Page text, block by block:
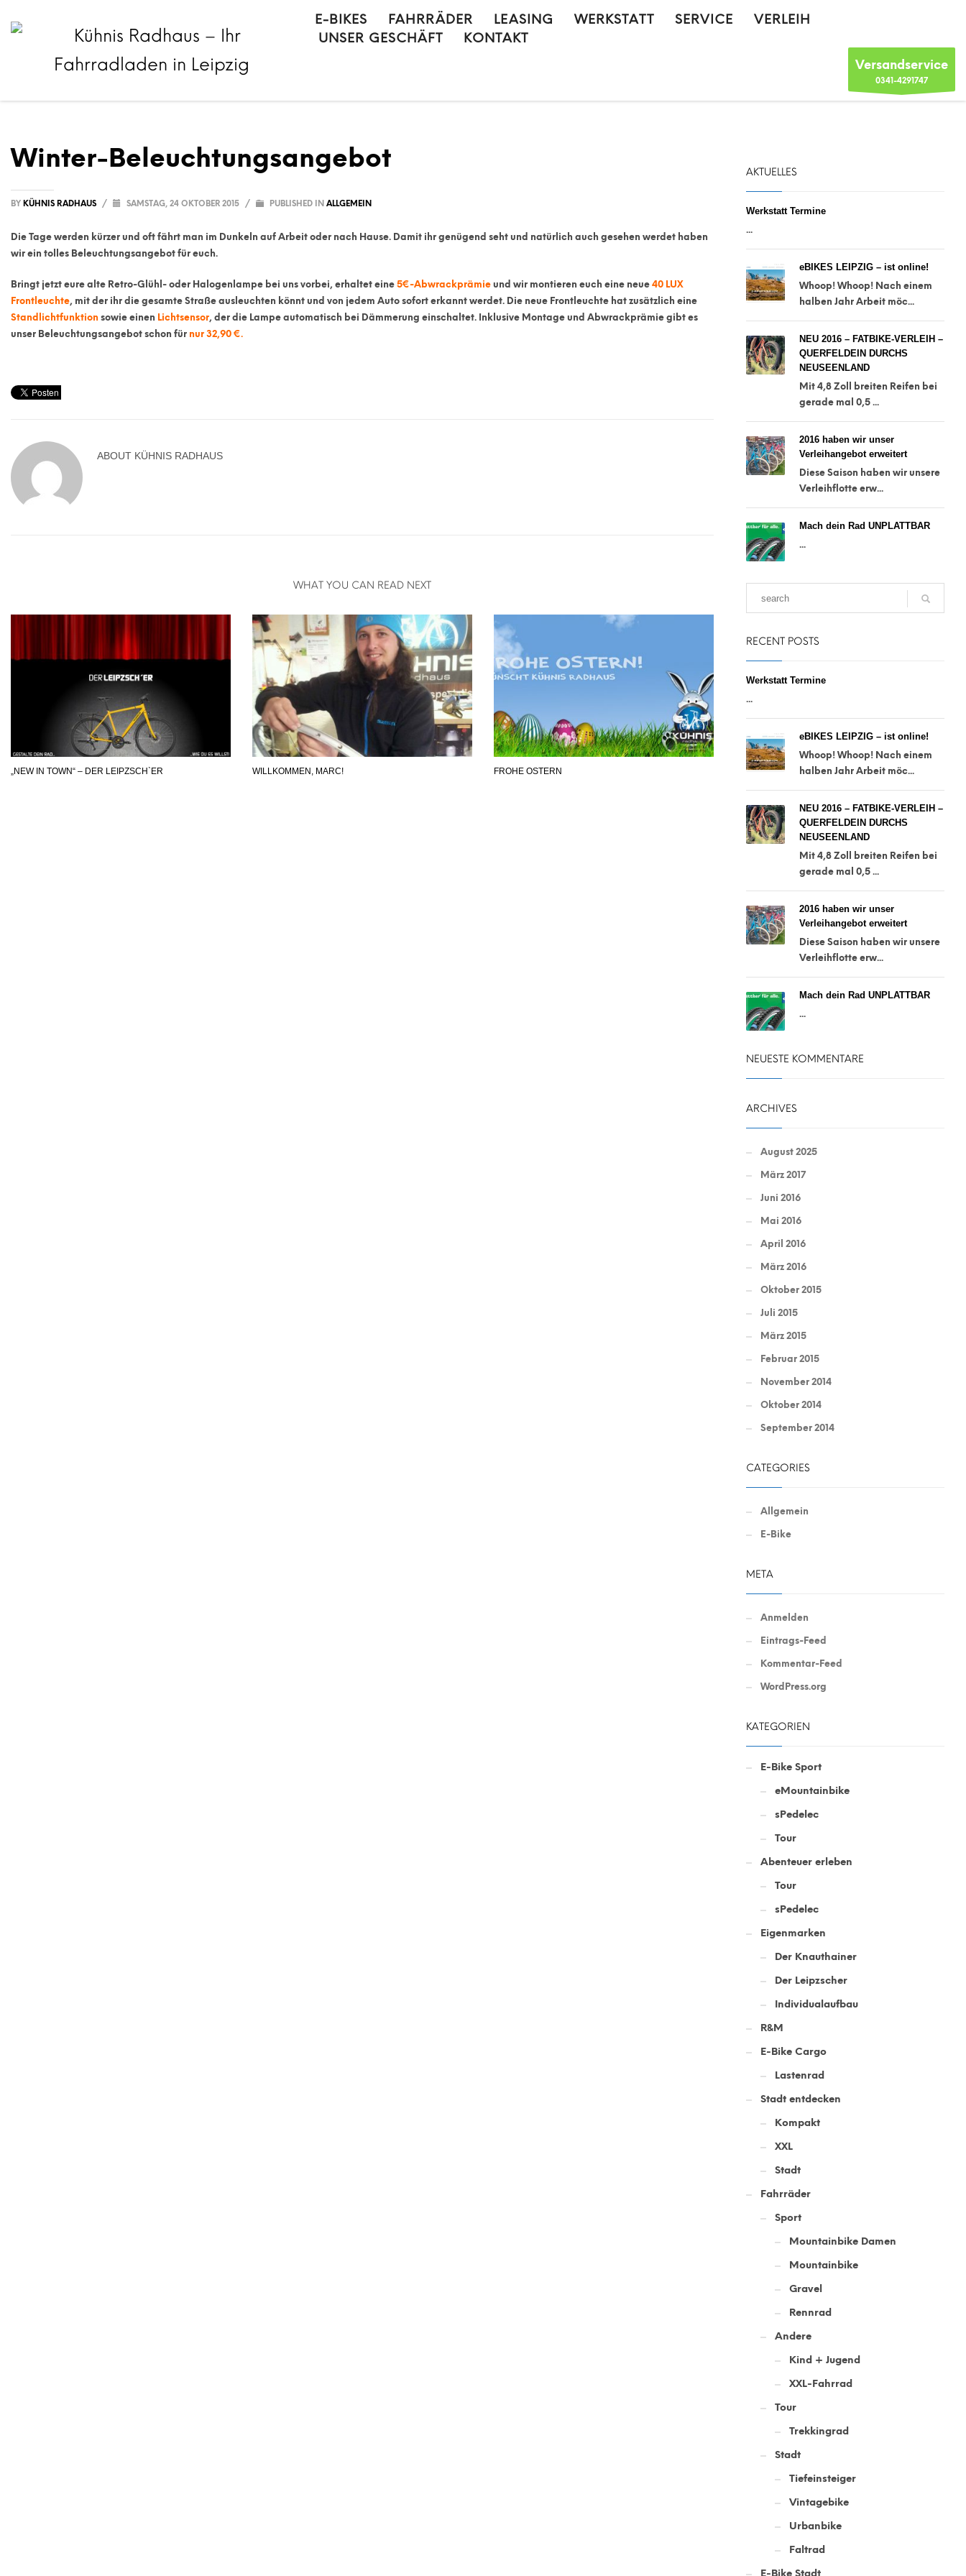
E-BIKES FAHRRÄDER LEASING WERKSTATT SERVICE
VERLEIH
UNSER GESCHÄFT
KONTAKT
Versandservice
0341-4291747
Winter-Beleuchtungsangebot
BY KÜHNIS RADHAUS / SAMSTAG, 24 OKTOBER 2015 / PUBLISHED IN ALLGEMEIN
Die Tage werden kürzer und oft fährt man im Dunkeln auf Arbeit oder nach Hause. Damit ihr genügend seht und natürlich auch gesehen werdet haben
wir ein tolles Beleuchtungsangebot für euch.
Bringt jetzt eure alte Retro-Glühl- oder Halogenlampe bei uns vorbei, erhaltet eine 5€-Abwrackprämie und wir montieren euch eine neue 40 LUX
Frontleuchte, mit der ihr die gesamte Straße ausleuchten könnt und von jedem Auto sofort erkannt werdet. Die neue Frontleuchte hat zusätzlich eine
Standlichtfunktion sowie einen Lichtsensor, der die Lampe automatisch bei Dämmerung einschaltet. Inklusive Montage und Abwrackprämie gibt es
unser Beleuchtungsangebot schon für nur 32,90 €.
ABOUT KÜHNIS RADHAUS
WHAT YOU CAN READ NEXT
„NEW IN TOWN“ – DER LEIPZSCH`ER WILLKOMMEN, MARC! FROHE OSTERN
AKTUELLES
Werkstatt Termine
...
eBIKES LEIPZIG – ist online!
Whoop! Whoop! Nach einem
halben Jahr Arbeit möc...
NEU 2016 – FATBIKE-VERLEIH –
QUERFELDEIN DURCHS
NEUSEENLAND
Mit 4,8 Zoll breiten Reifen bei
gerade mal 0,5 ...
2016 haben wir unser
Verleihangebot erweitert
Diese Saison haben wir unsere
Verleihflotte erw...
Mach dein Rad UNPLATTBAR
...
RECENT POSTS
Werkstatt Termine
...
eBIKES LEIPZIG – ist online!
Whoop! Whoop! Nach einem
halben Jahr Arbeit möc...
NEU 2016 – FATBIKE-VERLEIH –
QUERFELDEIN DURCHS
NEUSEENLAND
Mit 4,8 Zoll breiten Reifen bei
gerade mal 0,5 ...
2016 haben wir unser
Verleihangebot erweitert
Diese Saison haben wir unsere
Verleihflotte erw...
Mach dein Rad UNPLATTBAR
...
NEUESTE KOMMENTARE
ARCHIVES
August 2025
März 2017
Juni 2016
Mai 2016
April 2016
März 2016
Oktober 2015
Juli 2015
März 2015
Februar 2015
November 2014
Oktober 2014
September 2014
CATEGORIES
Allgemein
E-Bike
META
Anmelden
Eintrags-Feed
Kommentar-Feed
WordPress.org
KATEGORIEN
E-Bike Sport
eMountainbike
sPedelec
Tour
Abenteuer erleben
Tour
sPedelec
Eigenmarken
Der Knauthainer
Der Leipzscher
Individualaufbau
R&M
E-Bike Cargo
Lastenrad
Stadt entdecken
Kompakt
XXL
Stadt
Fahrräder
Sport
Mountainbike Damen
Mountainbike
Gravel
Rennrad
Andere
Kind + Jugend
XXL-Fahrrad
Tour
Trekkingrad
Stadt
Tiefeinsteiger
Vintagebike
Urbanbike
Faltrad
E-Bike Stadt